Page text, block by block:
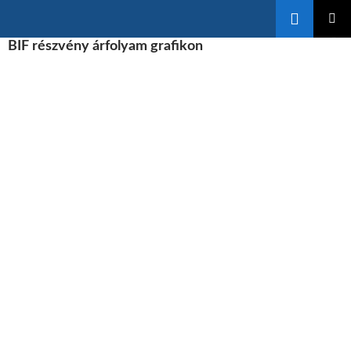
ABIF részvény árfolyam grafikon